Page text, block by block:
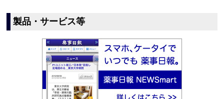
製品・サービス等